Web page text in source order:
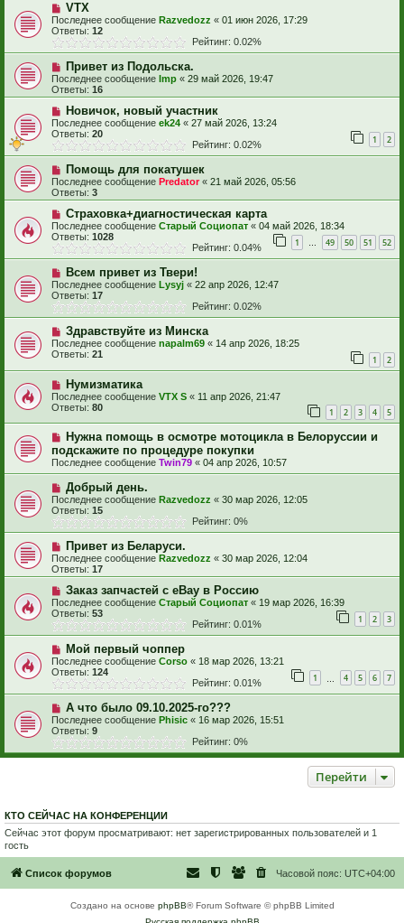
VTX
Последнее сообщение Razvedozz « 01 июн 2026, 17:29
Ответы: 12
Рейтинг: 0.02%
Привет из Подольска.
Последнее сообщение Imp « 29 май 2026, 19:47
Ответы: 16
Новичок, новый участник
Последнее сообщение ek24 « 27 май 2026, 13:24
Ответы: 20 1 2
Рейтинг: 0.02%
Помощь для покатушек
Последнее сообщение Predator« 21 май 2026, 05:56
Ответы: 3
Страховка+диагностическая карта
Последнее сообщение Старый Социопат « 04 май 2026, 18:34
Ответы: 1028 1 … 49 50 51 52
Рейтинг: 0.04%
Всем привет из Твери!
Последнее сообщение Lysyj « 22 апр 2026, 12:47
Ответы: 17
Рейтинг: 0.02%
Здравствуйте из Минска
Последнее сообщение napalm69 « 14 апр 2026, 18:25
Ответы: 21 1 2
Нумизматика
Последнее сообщение VTX S « 11 апр 2026, 21:47
Ответы: 80 1 2 3 4 5
Нужна помощь в осмотре мотоцикла в Белоруссии и
подскажите по процедуре покупки
Последнее сообщение Twin79 « 04 апр 2026, 10:57
Добрый день.
Последнее сообщение Razvedozz « 30 мар 2026, 12:05
Ответы: 15
Рейтинг: 0%
Привет из Беларуси.
Последнее сообщение Razvedozz « 30 мар 2026, 12:04
Ответы: 17
Заказ запчастей с eBay в Россию
Последнее сообщение Старый Социопат « 19 мар 2026, 16:39
Ответы: 53 1 2 3
Рейтинг: 0.01%
Мой первый чоппер
Последнее сообщение Corso « 18 мар 2026, 13:21
Ответы: 124 1 4 5 6 7
Рейтинг: 0.01%
А что было 09.10.2025-го???
Последнее сообщение Phisic « 16 мар 2026, 15:51
Ответы: 9
Рейтинг: 0%
Перейти
КТО СЕЙЧАС НА КОНФЕРЕНЦИИ
Сейчас этот форум просматривают: нет зарегистрированных пользователей и 1
гость
Список форумов Часовой пояс: UTC+04:00
Создано на основе phpBB® Forum Software © phpBB Limited